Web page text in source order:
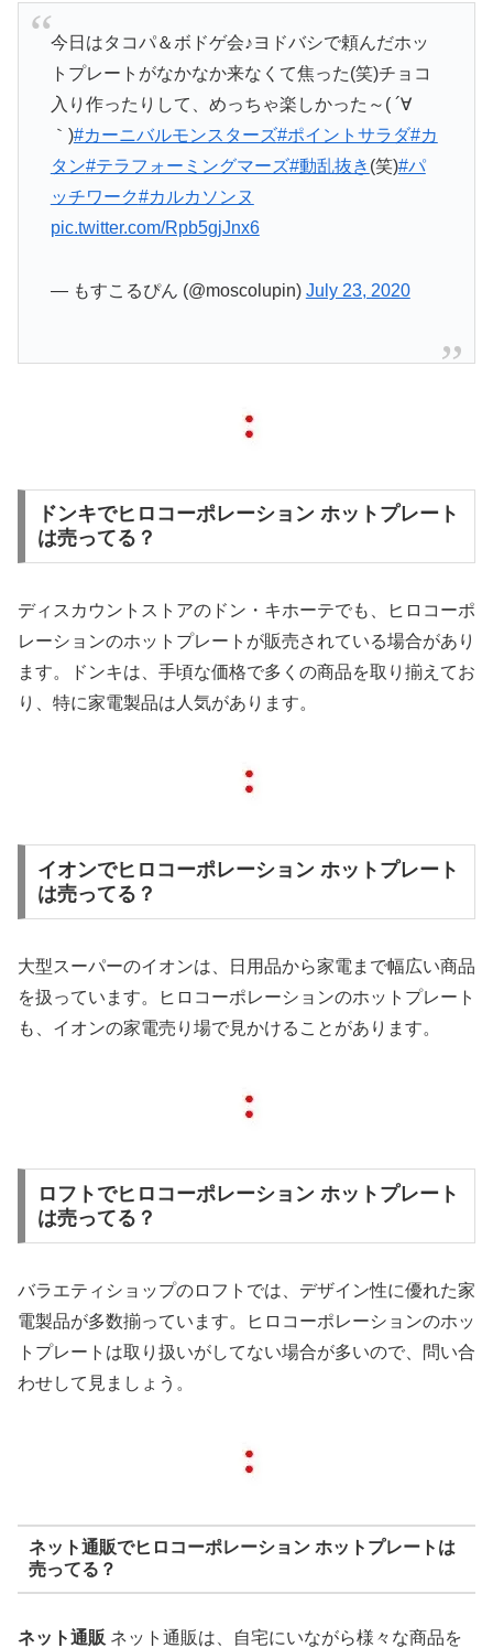
今日はタコパ＆ボドゲ会♪ヨドバシで頼んだホッ
トプレートがなかなか来なくて焦った(笑)チョコ
入り作ったりして、めっちゃ楽しかった～( ´∀
｀)#カーニバルモンスターズ#ポイントサラダ#カ
タン#テラフォーミングマーズ#動乱抜き (笑)#パ
ッチワーク#カルカソンヌ
pic.twitter.com/Rpb5gjJnx6
— もすこるぴん (@moscolupin) July 23, 2020
ドンキでヒロコーポレーション ホットプレート
は売ってる？
ディスカウントストアのドン・キホーテでも、ヒロコーポ
レーションのホットプレートが販売されている場合があり
ます。ドンキは、手頃な価格で多くの商品を取り揃えてお
り、特に家電製品は人気があります。
イオンでヒロコーポレーション ホットプレート
は売ってる？
大型スーパーのイオンは、日用品から家電まで幅広い商品
を扱っています。ヒロコーポレーションのホットプレート
も、イオンの家電売り場で見かけることがあります。
ロフトでヒロコーポレーション ホットプレート
は売ってる？
バラエティショップのロフトでは、デザイン性に優れた家
電製品が多数揃っています。ヒロコーポレーションのホッ
トプレートは取り扱いがしてない場合が多いので、問い合
わせして見ましょう。
ネット通販でヒロコーポレーション ホットプレートは
売ってる？
ネット通販 ネット通販は、自宅にいながら様々な商品を